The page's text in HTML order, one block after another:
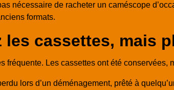
nécessaire de racheter un caméscope
formats.
les cassettes, mais
fréquente. Les cassettes ont été conservées,
lors d’un déménagement, prêté à